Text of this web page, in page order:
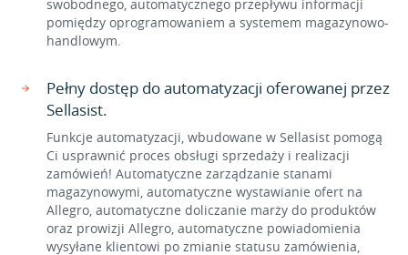
swobodnego, automatycznego przepływu informacji
pomiędzy oprogramowaniem a systemem magazynowo-
handlowym.
Pełny dostęp do automatyzacji oferowanej przez
Sellasist.
Funkcje automatyzacji, wbudowane w Sellasist pomogą
Ci usprawnić proces obsługi sprzedaży i realizacji
zamówień! Automatyczne zarządzanie stanami
magazynowymi, automatyczne wystawianie ofert na
Allegro, automatyczne doliczanie marży do produktów
oraz prowizji Allegro, automatyczne powiadomienia
wysyłane klientowi po zmianie statusu zamówienia,